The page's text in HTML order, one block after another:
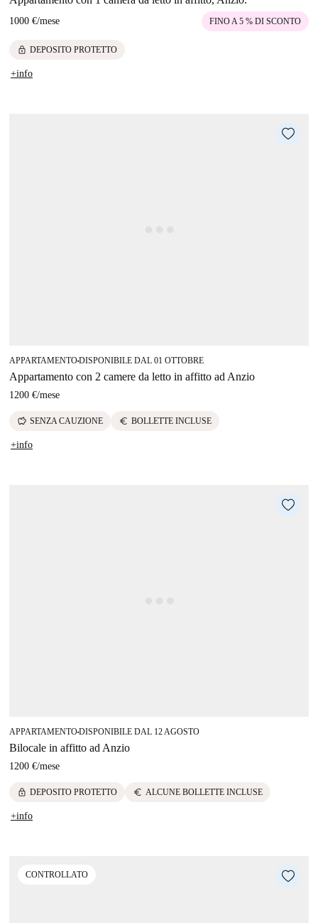
1000 €/mese FINO A 5 % DI SCONTO
lock DEPOSITO PROTETTO
+info
APPARTAMENTO■DISPONIBILE DAL 01 OTTOBRE
Appartamento con 2 camere da letto in affitto ad Anzio
1200 €/mese
savings SENZA CAUZIONE euro BOLLETTE INCLUSE
+info
APPARTAMENTO■DISPONIBILE DAL 12 AGOSTO
Bilocale in affitto ad Anzio
1200 €/mese
lock DEPOSITO PROTETTO euro ALCUNE BOLLETTE INCLUSE
+info
CONTROLLATO